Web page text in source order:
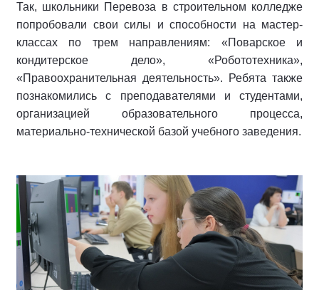
Так, школьники Перевоза в строительном колледже
попробовали свои силы и способности на мастер-
классах по трем направлениям: «Поварское и
кондитерское дело», «Робототехника»,
«Правоохранительная деятельность». Ребята также
познакомились с преподавателями и студентами,
организацией образовательного процесса,
материально-технической базой учебного заведения.